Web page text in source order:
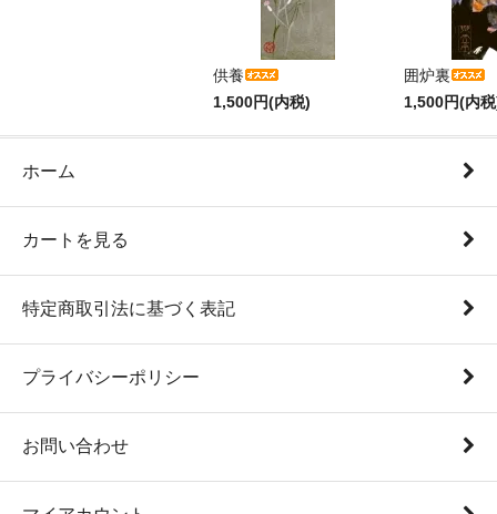
供養
1,500円(内税)
囲炉裏
1,500円(内
ホーム
カートを見る
特定商取引法に基づく表記
プライバシーポリシー
お問い合わせ